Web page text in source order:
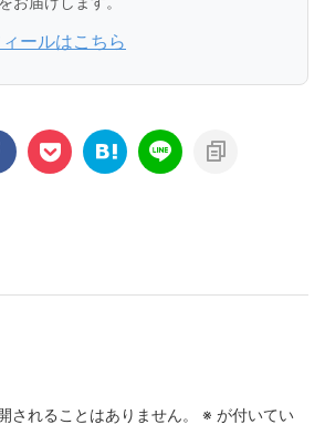
ールはこちら
されることはありません。 ※ が付いてい